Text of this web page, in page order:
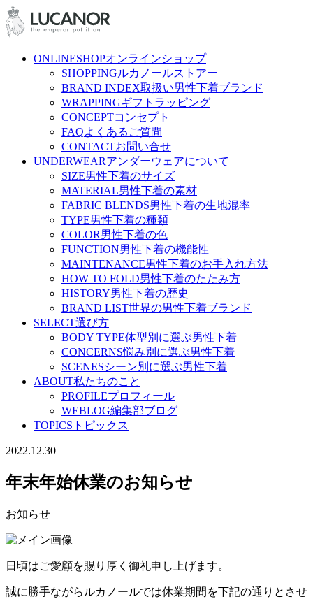
ONLINESHOPオンラインショップ
SHOPPINGルカノールストアー
BRAND INDEX取扱い男性下着ブランド
WRAPPINGギフトラッピング
CONCEPTコンセプト
FAQよくあるご質問
CONTACTお問い合せ
UNDERWEARアンダーウェアについて
SIZE男性下着のサイズ
MATERIAL男性下着の素材
FABRIC BLENDS男性下着の生地混率
TYPE男性下着の種類
COLOR男性下着の色
FUNCTION男性下着の機能性
MAINTENANCE男性下着のお手入れ方法
HOW TO FOLD男性下着のたたみ方
HISTORY男性下着の歴史
BRAND LIST世界の男性下着ブランド
SELECT選び方
BODY TYPE体型別に選ぶ男性下着
CONCERNS悩み別に選ぶ男性下着
SCENESシーン別に選ぶ男性下着
ABOUT私たちのこと
PROFILEプロフィール
WEBLOG編集部ブログ
TOPICS トピックス
2022.12.30
年末年始休業のお知らせ
お知らせ
日頃はご愛顧を賜り厚く御礼申し上げます。
誠に勝手ながらルカノールでは休業期間を下記の通りとさせ